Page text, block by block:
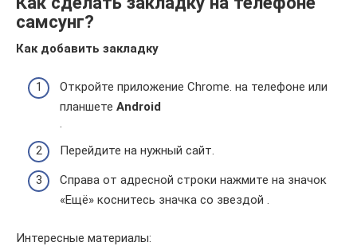
самсунг?
Как добавить закладку
Откройте приложение Chrome. на телефоне или
планшете Android
.
Перейдите на нужный сайт.
Справа от адресной строки нажмите на значок
«Ещё» коснитесь значка со звездой .
Интересные материалы: